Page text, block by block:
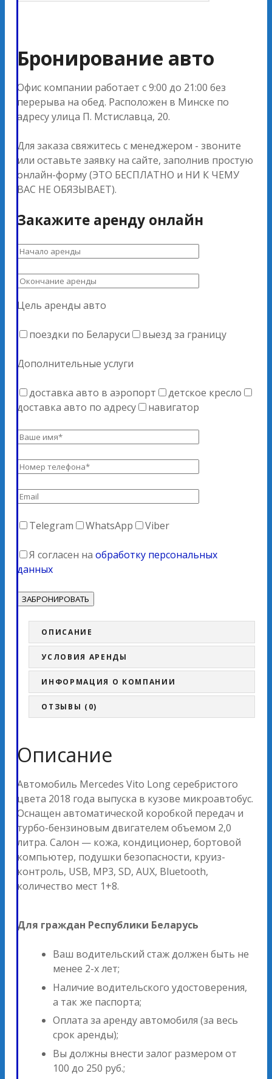
Бронирование авто
Офис компании работает с 9:00 до 21:00 без
перерыва на обед. Расположен в Минске по
адресу улица П. Мстиславца, 20.
Для заказа свяжитесь с менеджером - звоните
или оставьте заявку на сайте, заполнив простую
онлайн-форму (ЭТО БЕСПЛАТНО и НИ К ЧЕМУ
ВАС НЕ ОБЯЗЫВАЕТ).
Закажите аренду онлайн
Цель аренды авто
поездки по Беларуси выезд за границу
Дополнительные услуги
доставка авто в аэропорт
детское кресло
доставка авто по адресу
навигатор
Telegram WhatsApp Viber
Я согласен на обработку персональных
данных
ОПИСАНИЕ
УСЛОВИЯ АРЕНДЫ
ИНФОРМАЦИЯ О КОМПАНИИ
ОТЗЫВЫ (0)
Описание
Автомобиль Mercedes Vito Long серебристого
цвета 2018 года выпуска в кузове микроавтобус.
Оснащен автоматической коробкой передач и
турбо-бензиновым двигателем объемом 2,0
литра. Салон — кожа, кондиционер, бортовой
компьютер, подушки безопасности, круиз-
контроль, USB, MP3, SD, AUX, Bluetooth,
количество мест 1+8.
Для граждан Республики Беларусь
Ваш водительский стаж должен быть не
менее 2-х лет;
Наличие водительского удостоверения,
а так же паспорта;
Оплата за аренду автомобиля (за весь
срок аренды);
Вы должны внести залог размером от
100 до 250 руб.;